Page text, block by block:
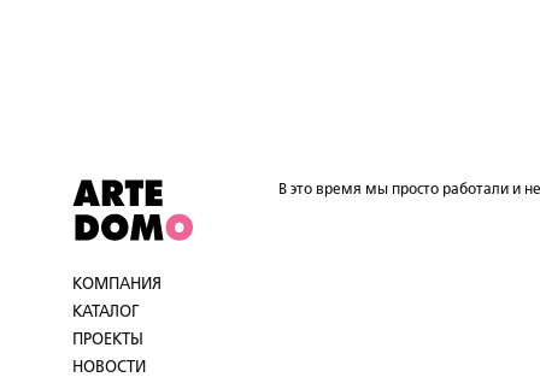
КОМПАНИЯ
КАТАЛОГ
ПРОЕКТЫ
НОВОСТИ
В это время мы просто работали и